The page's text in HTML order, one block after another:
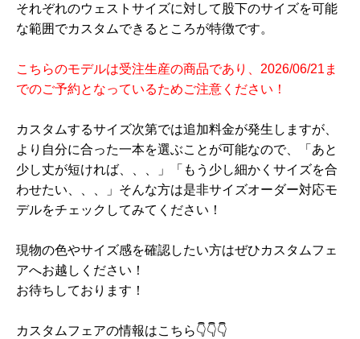
それぞれのウェストサイズに対して股下のサイズを可能
な範囲でカスタムできるところが特徴です。
こちらのモデルは受注生産の商品であり、2026/06/21ま
でのご予約となっているためご注意ください！
カスタムするサイズ次第では追加料金が発生しますが、
より自分に合った一本を選ぶことが可能なので、「あと
少し丈が短ければ、、、」「もう少し細かくサイズを合
わせたい、、、」そんな方は是非サイズオーダー対応モ
デルをチェックしてみてください！
現物の色やサイズ感を確認したい方はぜひカスタムフェ
アへお越しください！
お待ちしております！
カスタムフェアの情報はこちら👇👇👇